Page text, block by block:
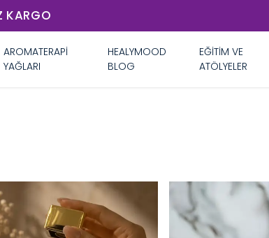
KARGO
AROMATERAPİ
YAĞLARI
HEALYMOOD
BLOG
EĞİTİM VE
ATÖLYELER